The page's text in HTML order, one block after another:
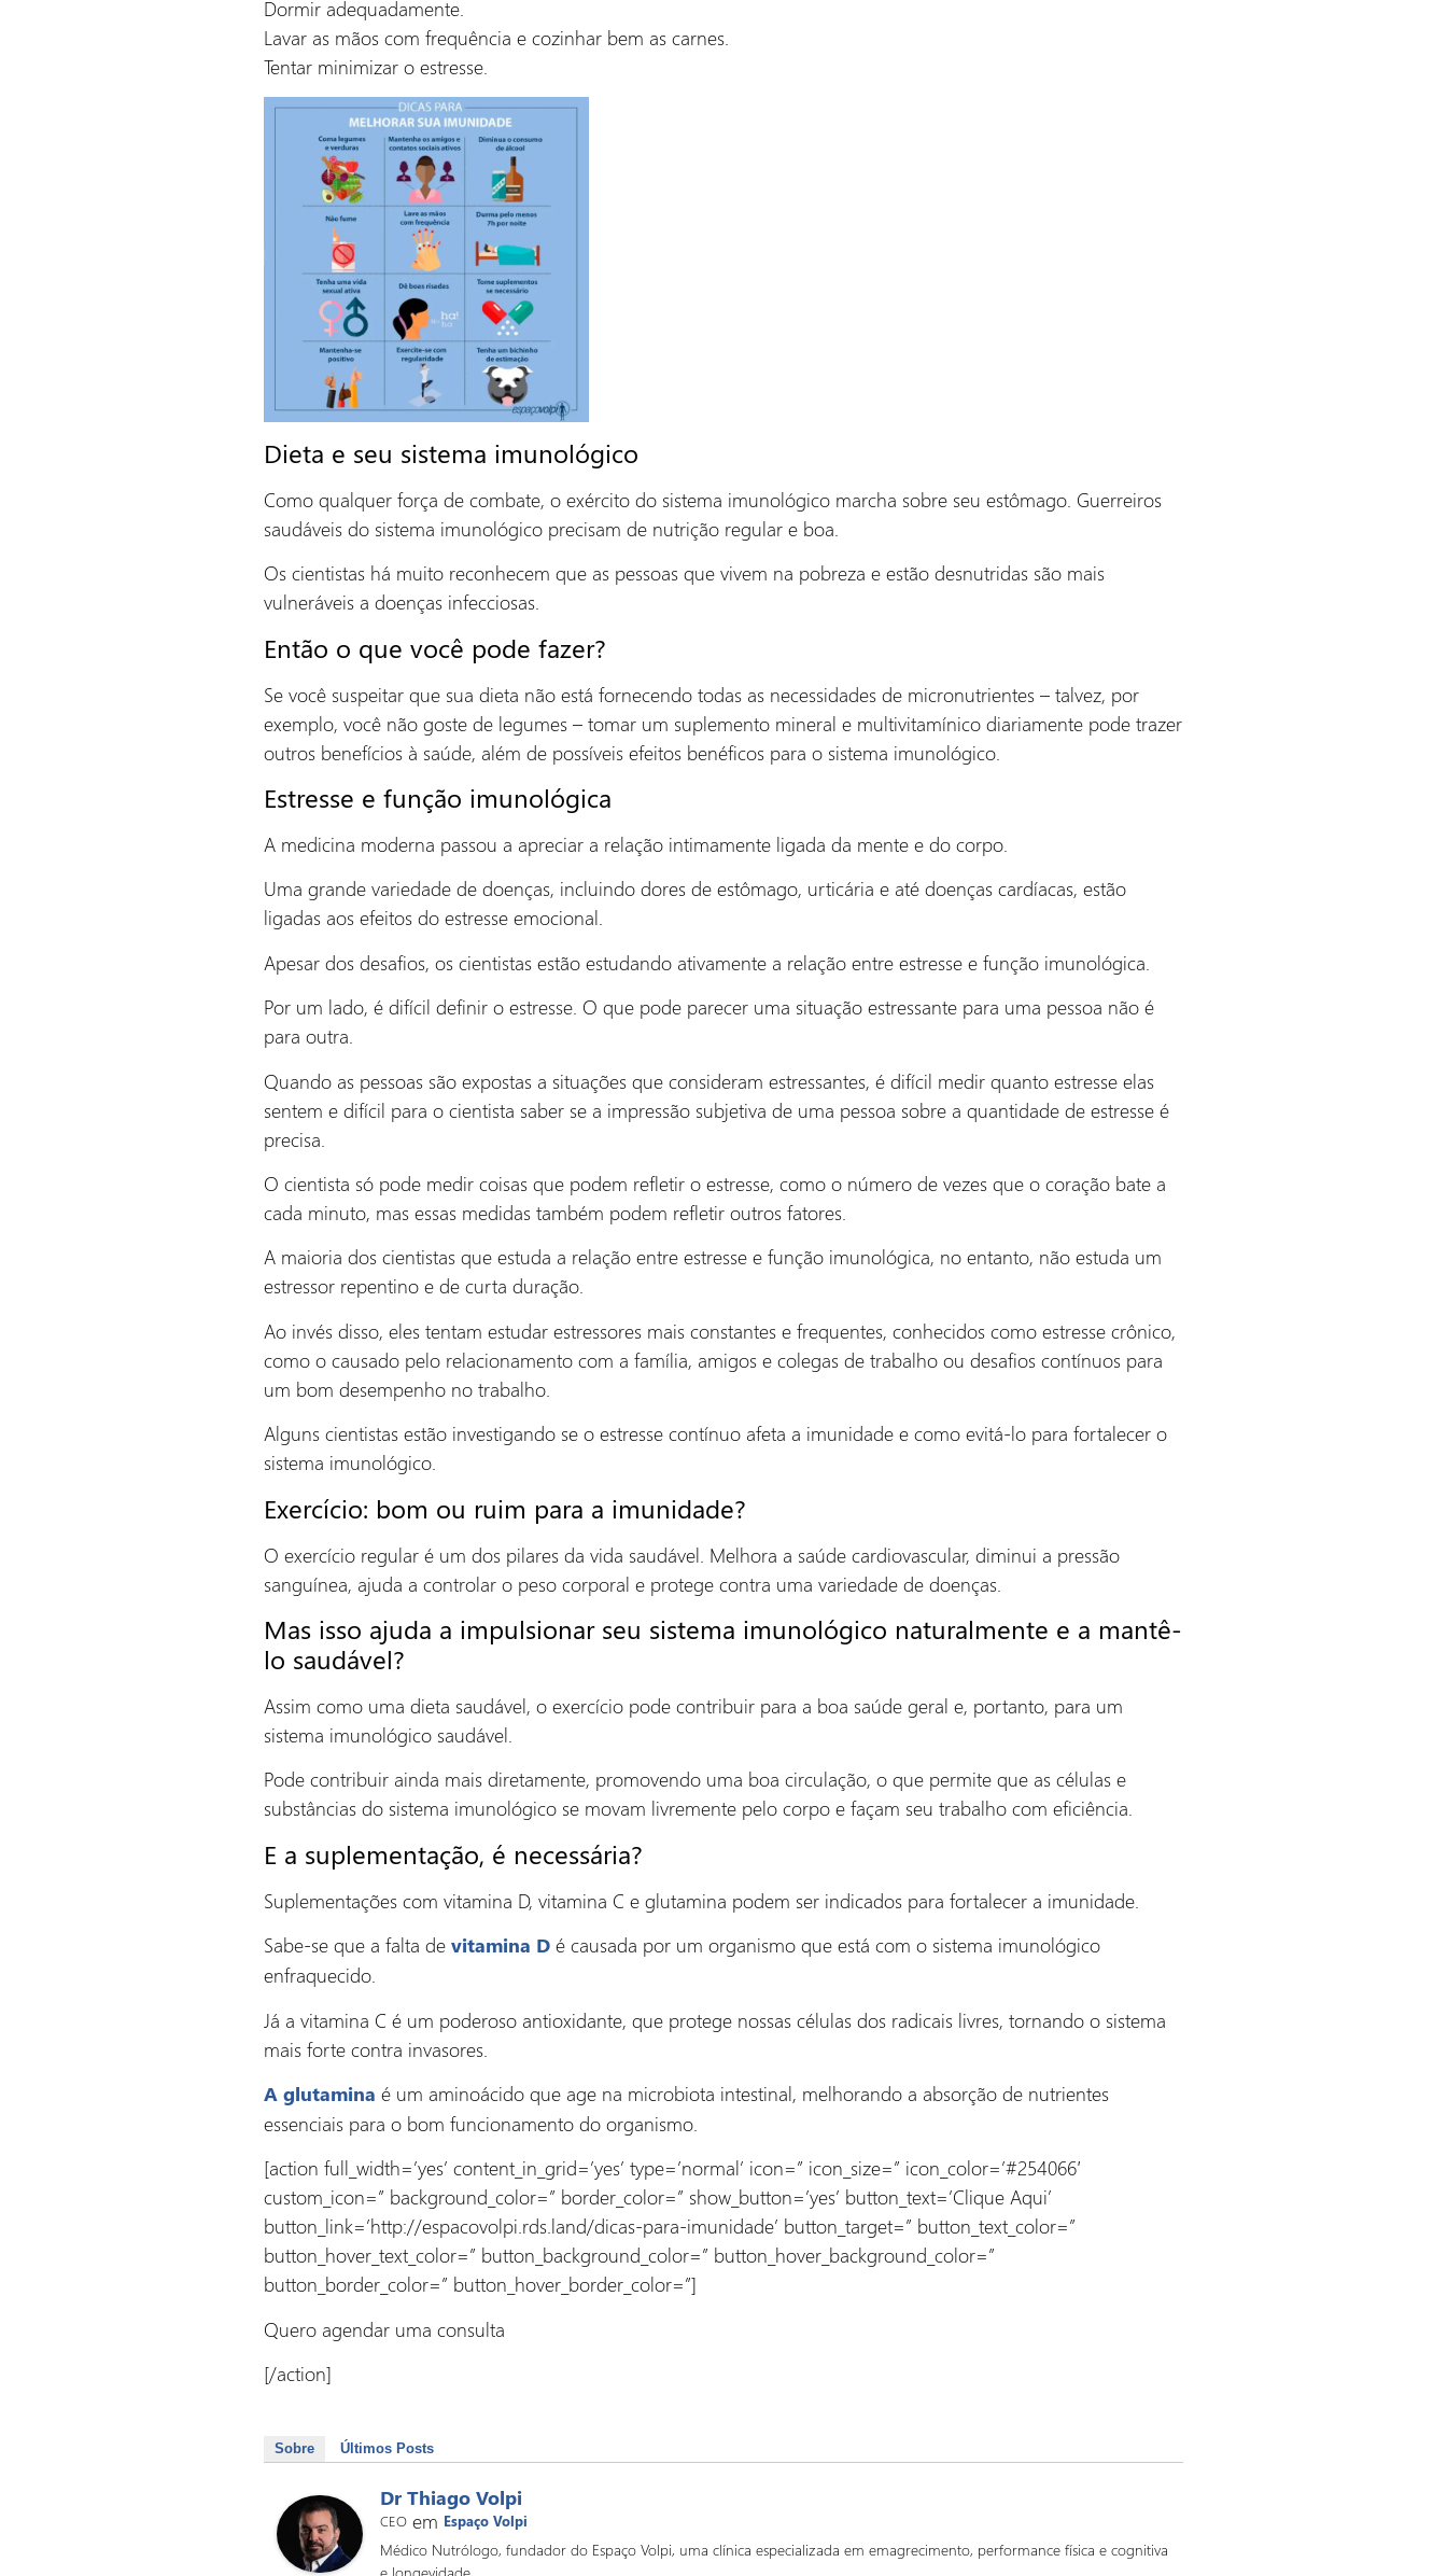
Dormir adequadamente.
Lavar as mãos com frequência e cozinhar bem as carnes.
Tentar minimizar o estresse.
Dieta e seu sistema imunológico
Como qualquer força de combate, o exército do sistema imunológico marcha sobre seu estômago. Guerreiros
saudáveis ​​do sistema imunológico precisam de nutrição regular e boa.
Os cientistas há muito reconhecem que as pessoas que vivem na pobreza e estão desnutridas são mais
vulneráveis ​​a doenças infecciosas.
Então o que você pode fazer?
Se você suspeitar que sua dieta não está fornecendo todas as necessidades de micronutrientes – talvez, por
exemplo, você não goste de legumes – tomar um suplemento mineral e multivitamínico diariamente pode trazer
outros benefícios à saúde, além de possíveis efeitos benéficos para o sistema imunológico.
Estresse e função imunológica
A medicina moderna passou a apreciar a relação intimamente ligada da mente e do corpo.
Uma grande variedade de doenças, incluindo dores de estômago, urticária e até doenças cardíacas, estão
ligadas aos efeitos do estresse emocional.
Apesar dos desafios, os cientistas estão estudando ativamente a relação entre estresse e função imunológica.
Por um lado, é difícil definir o estresse. O que pode parecer uma situação estressante para uma pessoa não é
para outra.
Quando as pessoas são expostas a situações que consideram estressantes, é difícil medir quanto estresse elas
sentem e difícil para o cientista saber se a impressão subjetiva de uma pessoa sobre a quantidade de estresse é
precisa.
O cientista só pode medir coisas que podem refletir o estresse, como o número de vezes que o coração bate a
cada minuto, mas essas medidas também podem refletir outros fatores.
A maioria dos cientistas que estuda a relação entre estresse e função imunológica, no entanto, não estuda um
estressor repentino e de curta duração.
Ao invés disso, eles tentam estudar estressores mais constantes e frequentes, conhecidos como estresse crônico,
como o causado pelo relacionamento com a família, amigos e colegas de trabalho ou desafios contínuos para
um bom desempenho no trabalho.
Alguns cientistas estão investigando se o estresse contínuo afeta a imunidade e como evitá-lo para fortalecer o
sistema imunológico.
Exercício: bom ou ruim para a imunidade?
O exercício regular é um dos pilares da vida saudável. Melhora a saúde cardiovascular, diminui a pressão
sanguínea, ajuda a controlar o peso corporal e protege contra uma variedade de doenças.
Mas isso ajuda a impulsionar seu sistema imunológico naturalmente e a mantê-
lo saudável?
Assim como uma dieta saudável, o exercício pode contribuir para a boa saúde geral e, portanto, para um
sistema imunológico saudável.
Pode contribuir ainda mais diretamente, promovendo uma boa circulação, o que permite que as células e
substâncias do sistema imunológico se movam livremente pelo corpo e façam seu trabalho com eficiência.
E a suplementação, é necessária?
Suplementações com vitamina D, vitamina C e glutamina podem ser indicados para fortalecer a imunidade.
Sabe-se que a falta de vitamina D é causada por um organismo que está com o sistema imunológico
enfraquecido.
Já a vitamina C é um poderoso antioxidante, que protege nossas células dos radicais livres, tornando o sistema
mais forte contra invasores.
A glutamina é um aminoácido que age na microbiota intestinal, melhorando a absorção de nutrientes
essenciais para o bom funcionamento do organismo.
[action full_width=’yes’ content_in_grid=’yes’ type=’normal’ icon=” icon_size=” icon_color=’#254066′
custom_icon=” background_color=” border_color=” show_button=’yes’ button_text=’Clique Aqui’
button_link=’http://espacovolpi.rds.land/dicas-para-imunidade’ button_target=” button_text_color=”
button_hover_text_color=” button_background_color=” button_hover_background_color=”
button_border_color=” button_hover_border_color=”]
Quero agendar uma consulta
[/action]
Sobre Últimos Posts
Dr Thiago Volpi
CEO em Espaço Volpi
Médico Nutrólogo, fundador do Espaço Volpi, uma clínica especializada em emagrecimento, performance física e cognitiva
e longevidade.